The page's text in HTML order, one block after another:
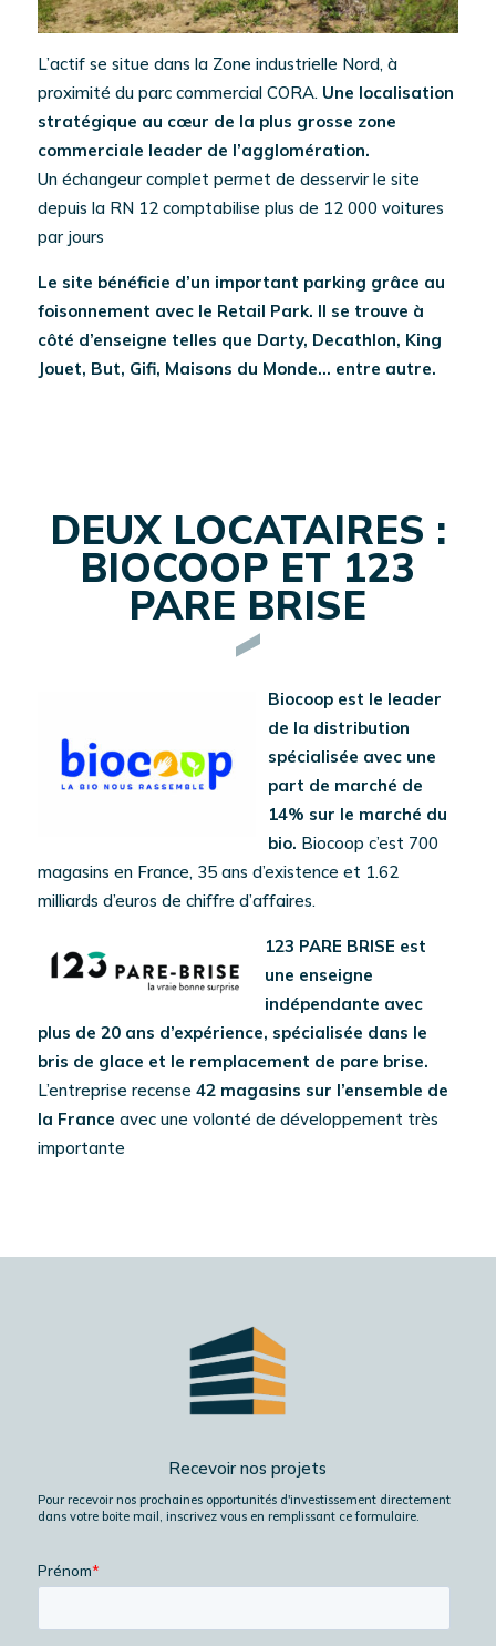
L’actif se situe dans la Zone industrielle Nord, à
proximité du parc commercial CORA. Une localisation
stratégique au cœur de la plus grosse zone
commerciale leader de l’agglomération.
Un échangeur complet permet de desservir le site
depuis la RN 12 comptabilise plus de 12 000 voitures
par jours
Le site bénéficie d’un important parking grâce au
foisonnement avec le Retail Park. Il se trouve à
côté d’enseigne telles que Darty, Decathlon, King
Jouet, But, Gifi, Maisons du Monde… entre autre.
DEUX LOCATAIRES :
BIOCOOP ET 123
PARE BRISE
Biocoop est le leader
de la distribution
spécialisée avec une
part de marché de
14% sur le marché du
bio. Biocoop c’est 700
magasins en France, 35 ans d’existence et 1.62
milliards d’euros de chiffre d’affaires.
123 PARE BRISE est
une enseigne
indépendante avec
plus de 20 ans d’expérience, spécialisée dans le
bris de glace et le remplacement de pare brise.
L’entreprise recense 42 magasins sur l’ensemble de
la France avec une volonté de développement très
importante
Recevoir nos projets
Pour recevoir nos prochaines opportunités d'investissement directement
dans votre boite mail, inscrivez vous en remplissant ce formulaire.